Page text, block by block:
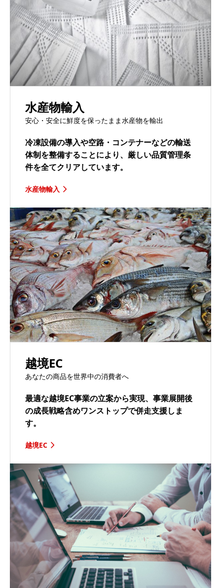
水産物輸入
安心・安全に鮮度を保ったまま水産物を輸出
冷凍設備の導入や空路・コンテナーなどの輸送
体制を整備することにより、厳しい品質管理条
件を全てクリアしています。
水産物輸入
越境EC
あなたの商品を世界中の消費者へ
最適な越境EC事業の立案から実現、事業展開後
の成長戦略含めワンストップで併走支援しま
す。
越境EC